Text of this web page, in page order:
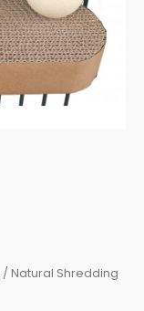
/ Natural Shredding